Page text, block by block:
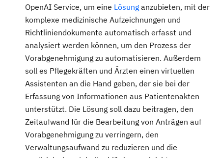
OpenAI Service, um eine Lösung anzubieten, mit der
komplexe medizinische Aufzeichnungen und
Richtliniendokumente automatisch erfasst und
analysiert werden können, um den Prozess der
Vorabgenehmigung zu automatisieren. Außerdem
soll es Pflegekräften und Ärzten einen virtuellen
Assistenten an die Hand geben, der sie bei der
Erfassung von Informationen aus Patientenakten
unterstützt. Die Lösung soll dazu beitragen, den
Zeitaufwand für die Bearbeitung von Anträgen auf
Vorabgenehmigung zu verringern, den
Verwaltungsaufwand zu reduzieren und die